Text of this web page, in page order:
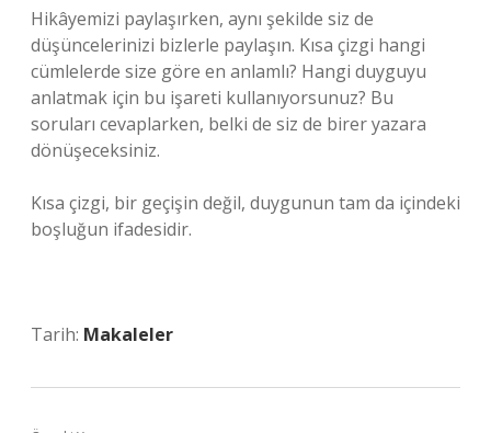
Hikâyemizi paylaşırken, aynı şekilde siz de
düşüncelerinizi bizlerle paylaşın. Kısa çizgi hangi
cümlelerde size göre en anlamlı? Hangi duyguyu
anlatmak için bu işareti kullanıyorsunuz? Bu
soruları cevaplarken, belki de siz de birer yazara
dönüşeceksiniz.
Kısa çizgi, bir geçişin değil, duygunun tam da içindeki
boşluğun ifadesidir.
Tarih: Makaleler